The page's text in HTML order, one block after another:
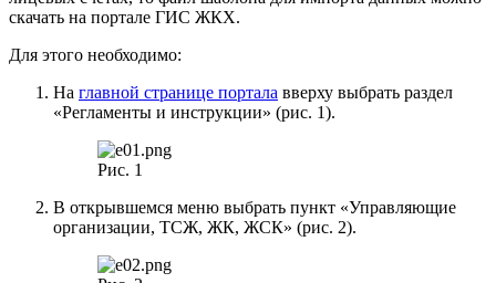
скачать на портале ГИС ЖКХ.
Для этого необходимо:
На главной странице портала вверху выбрать раздел
«Регламенты и инструкции» (рис. 1).
Рис. 1
В открывшемся меню выбрать пункт «Управляющие
организации, ТСЖ, ЖК, ЖСК» (рис. 2).